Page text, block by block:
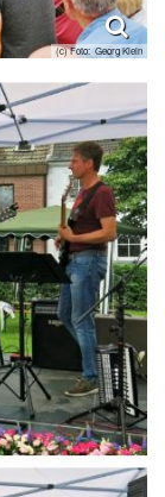
(c) Foto: Georg Klein